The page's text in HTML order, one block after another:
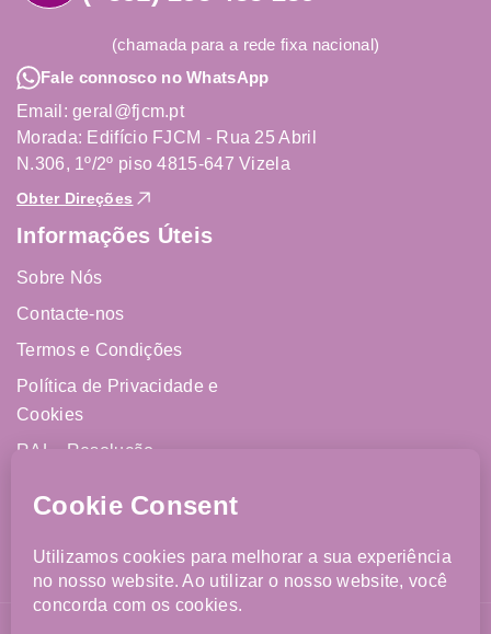
(chamada para a rede fixa nacional)
Fale connosco no WhatsApp
Email: geral@fjcm.pt
Morada: Edifício FJCM - Rua 25 Abril
N.306, 1º/2º piso 4815-647 Vizela
Obter Direções
Informações Úteis
Sobre Nós
Contacte-nos
Termos e Condições
Política de Privacidade e
Cookies
RAL - Resolução
Livro de Reclamações